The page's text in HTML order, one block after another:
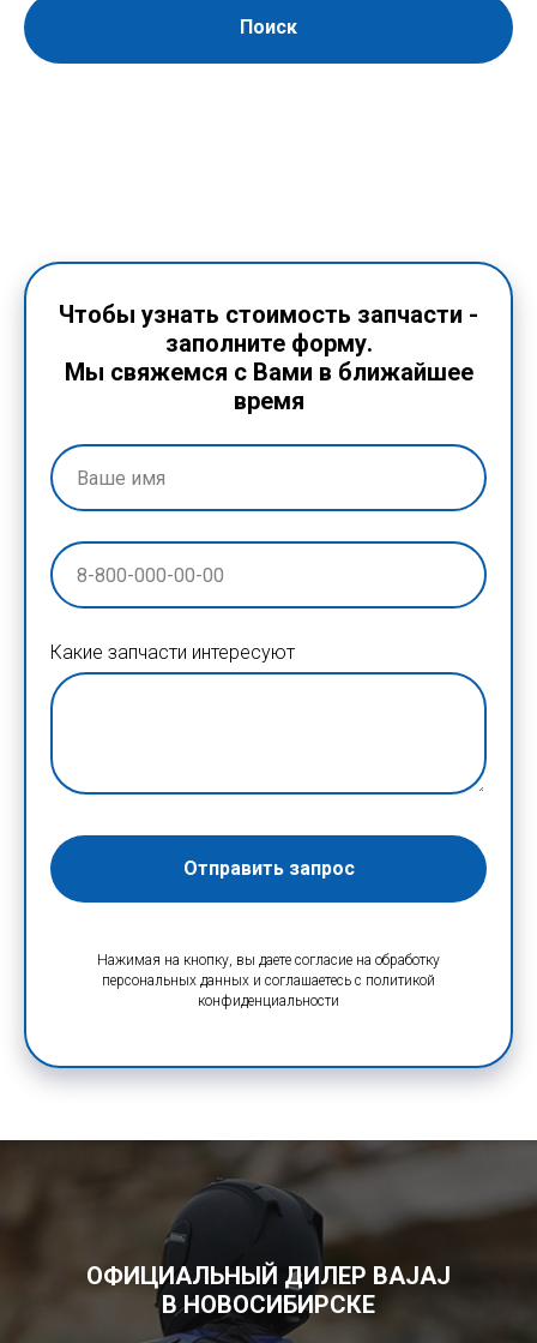
Поиск
Чтобы узнать стоимость запчасти -
заполните форму.
Мы свяжемся с Вами в ближайшее
время
Какие запчасти интересуют
Отправить запрос
Нажимая на кнопку, вы даете согласие на обработку
персональных данных и соглашаетесь c политикой
конфиденциальности
ОФИЦИАЛЬНЫЙ ДИЛЕР BAJAJ
В НОВОСИБИРСКЕ